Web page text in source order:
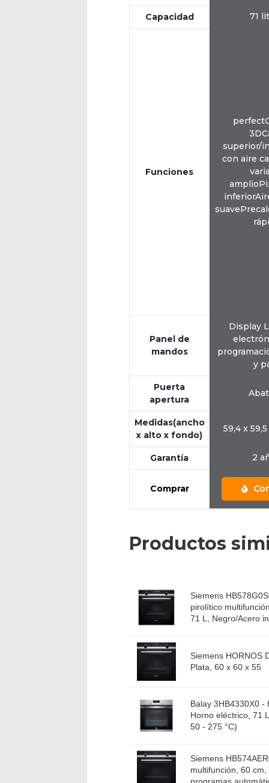
Capacidad 71
Funciones
superior/
con aire
Panel de
mandos
Display
y
Puerta
apertura
Medidas(ancho
x alto x fondo)
59,4 x
Garantía 2
Comprar
Productos
Siemens
pirolítico
71 L, Negro/Acero
Siemens HORNOS
Plata, 60 x 60 x 55
Balay 3HB4330X0 -
Horno eléctrico, 71
50 - 275 °C)
Siemens
multifunción, 60 cm,
programas